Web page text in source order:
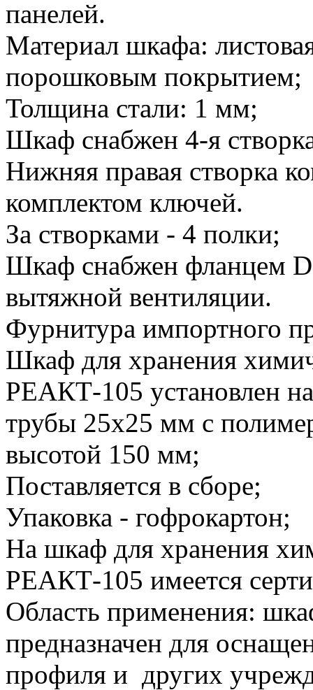
панелей.
Материал шкафа:
порошковым покрытием;
Толщина стали: 1 мм;
Шкаф снабжен 4-я
Нижняя правая створка
комплектом ключей.
За створками - 4 полки;
Шкаф снабжен фланцем
вытяжной вентиляции.
Фурнитура импортного
Шкаф для хранения
РЕАКТ-105 установлен
трубы 25х25 мм с
высотой 150 мм;
Поставляется в сборе;
Упаковка - гофрокартон;
На шкаф для хранения
РЕАКТ-105 имеется
Область применения:
предназначен для
профиля и других